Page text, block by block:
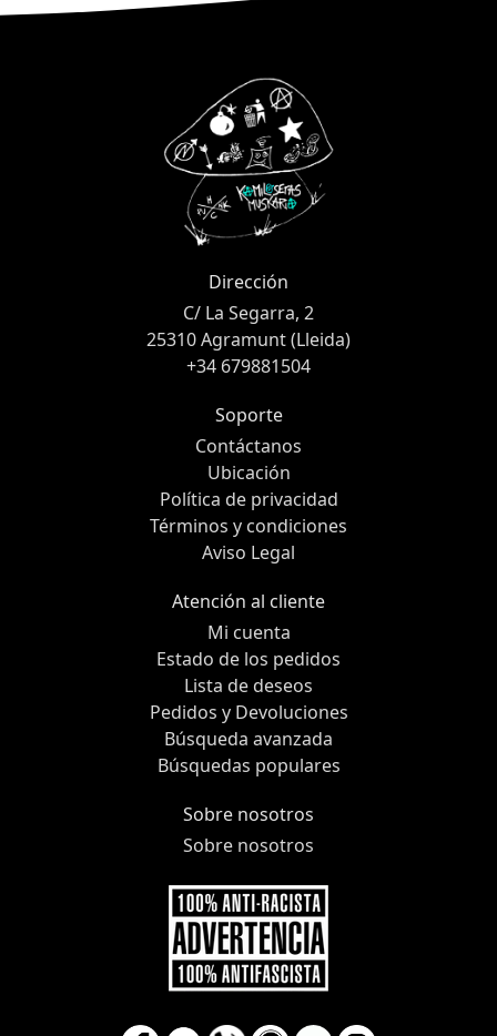
Dirección
C/ La Segarra, 2
25310 Agramunt (Lleida)
+34 679881504
Soporte
Contáctanos
Ubicación
Política de privacidad
Términos y condiciones
Aviso Legal
Atención al cliente
Mi cuenta
Estado de los pedidos
Lista de deseos
Pedidos y Devoluciones
Búsqueda avanzada
Búsquedas populares
Sobre nosotros
Sobre nosotros